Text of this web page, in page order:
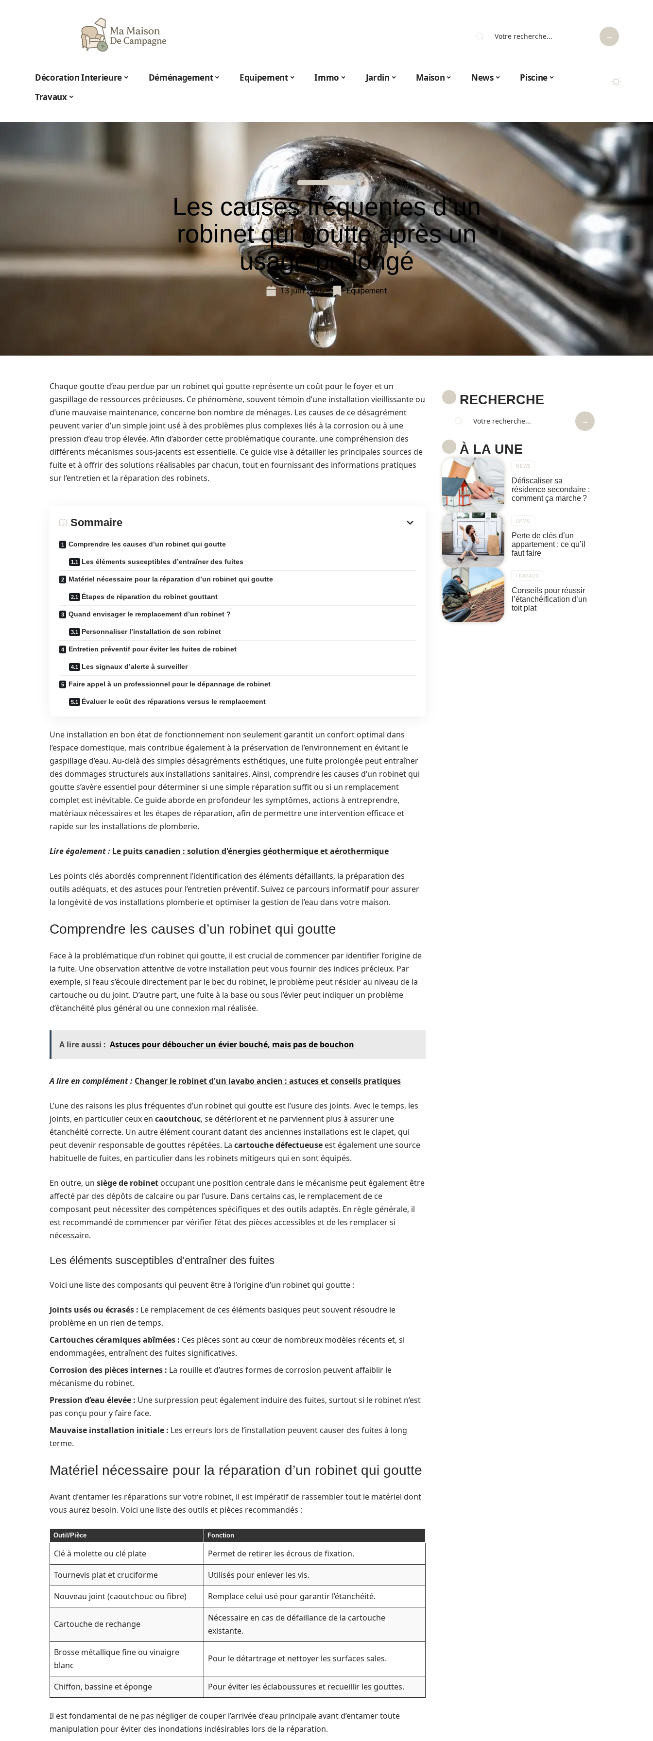
Décoration Interieure Déménagement Equipement Immo Jardin Maison News
Piscine
Travaux
Les causes fréquentes d’un
robinet qui goutte après un
usage prolongé
13 juin 2026 Equipement
Chaque goutte d’eau perdue par un robinet qui goutte représente un coût pour le foyer et un
gaspillage de ressources précieuses. Ce phénomène, souvent témoin d’une installation vieillissante ou
d’une mauvaise maintenance, concerne bon nombre de ménages. Les causes de ce désagrément
peuvent varier d’un simple joint usé à des problèmes plus complexes liés à la corrosion ou à une
pression d’eau trop élevée. Afin d’aborder cette problématique courante, une compréhension des
différents mécanismes sous-jacents est essentielle. Ce guide vise à détailler les principales sources de
fuite et à offrir des solutions réalisables par chacun, tout en fournissant des informations pratiques
sur l’entretien et la réparation des robinets.
Sommaire
Comprendre les causes d’un robinet qui goutte
Les éléments susceptibles d’entraîner des fuites
Matériel nécessaire pour la réparation d’un robinet qui goutte
Étapes de réparation du robinet gouttant
Quand envisager le remplacement d’un robinet ?
Personnaliser l’installation de son robinet
Entretien préventif pour éviter les fuites de robinet
Les signaux d’alerte à surveiller
Faire appel à un professionnel pour le dépannage de robinet
Évaluer le coût des réparations versus le remplacement
Une installation en bon état de fonctionnement non seulement garantit un confort optimal dans
l’espace domestique, mais contribue également à la préservation de l’environnement en évitant le
gaspillage d’eau. Au-delà des simples désagréments esthétiques, une fuite prolongée peut entraîner
des dommages structurels aux installations sanitaires. Ainsi, comprendre les causes d’un robinet qui
goutte s’avère essentiel pour déterminer si une simple réparation suffit ou si un remplacement
complet est inévitable. Ce guide aborde en profondeur les symptômes, actions à entreprendre,
matériaux nécessaires et les étapes de réparation, afin de permettre une intervention efficace et
rapide sur les installations de plomberie.
Lire également : Le puits canadien : solution d'énergies géothermique et aérothermique
Les points clés abordés comprennent l’identification des éléments défaillants, la préparation des
outils adéquats, et des astuces pour l’entretien préventif. Suivez ce parcours informatif pour assurer
la longévité de vos installations plomberie et optimiser la gestion de l’eau dans votre maison.
Comprendre les causes d’un robinet qui goutte
Face à la problématique d’un robinet qui goutte, il est crucial de commencer par identifier l’origine de
la fuite. Une observation attentive de votre installation peut vous fournir des indices précieux. Par
exemple, si l’eau s’écoule directement par le bec du robinet, le problème peut résider au niveau de la
cartouche ou du joint. D’autre part, une fuite à la base ou sous l’évier peut indiquer un problème
d’étanchéité plus général ou une connexion mal réalisée.
A lire aussi : Astuces pour déboucher un évier bouché, mais pas de bouchon
A lire en complément : Changer le robinet d'un lavabo ancien : astuces et conseils pratiques
L’une des raisons les plus fréquentes d’un robinet qui goutte est l’usure des joints. Avec le temps, les
joints, en particulier ceux en caoutchouc, se détériorent et ne parviennent plus à assurer une
étanchéité correcte. Un autre élément courant datant des anciennes installations est le clapet, qui
peut devenir responsable de gouttes répétées. La cartouche défectueuse est également une source
habituelle de fuites, en particulier dans les robinets mitigeurs qui en sont équipés.
En outre, un siège de robinet occupant une position centrale dans le mécanisme peut également être
affecté par des dépôts de calcaire ou par l’usure. Dans certains cas, le remplacement de ce
composant peut nécessiter des compétences spécifiques et des outils adaptés. En règle générale, il
est recommandé de commencer par vérifier l’état des pièces accessibles et de les remplacer si
nécessaire.
Les éléments susceptibles d’entraîner des fuites
Voici une liste des composants qui peuvent être à l’origine d’un robinet qui goutte :
Joints usés ou écrasés : Le remplacement de ces éléments basiques peut souvent résoudre le
problème en un rien de temps.
Cartouches céramiques abîmées : Ces pièces sont au cœur de nombreux modèles récents et, si
endommagées, entraînent des fuites significatives.
Corrosion des pièces internes : La rouille et d’autres formes de corrosion peuvent affaiblir le
mécanisme du robinet.
Pression d’eau élevée : Une surpression peut également induire des fuites, surtout si le robinet n’est
pas conçu pour y faire face.
Mauvaise installation initiale : Les erreurs lors de l’installation peuvent causer des fuites à long
terme.
Matériel nécessaire pour la réparation d’un robinet qui goutte
Avant d’entamer les réparations sur votre robinet, il est impératif de rassembler tout le matériel dont
vous aurez besoin. Voici une liste des outils et pièces recommandés :
Outil/Pièce Fonction
Clé à molette ou clé plate
Permet de retirer les écrous de fixation.
Tournevis plat et cruciforme
Utilisés pour enlever les vis.
Nouveau joint (caoutchouc ou fibre)
Remplace celui usé pour garantir l’étanchéité.
Cartouche de rechange
Nécessaire en cas de défaillance de la cartouche
existante.
Brosse métallique fine ou vinaigre
blanc
Pour le détartrage et nettoyer les surfaces sales.
Chiffon, bassine et éponge Pour éviter les éclaboussures et recueillir les gouttes.
Il est fondamental de ne pas négliger de couper l’arrivée d’eau principale avant d’entamer toute
manipulation pour éviter des inondations indésirables lors de la réparation.
RECHERCHE
À LA UNE
NEWS
Défiscaliser sa
résidence secondaire :
comment ça marche ?
IMMO
Perte de clés d’un
appartement : ce qu’il
faut faire
TRAVAUX
Conseils pour réussir
l’étanchéification d’un
toit plat